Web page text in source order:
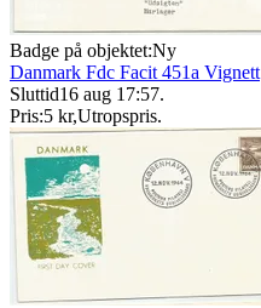
Badge på objektet:Ny
Danmark Fdc Facit 451a Vignett
Sluttid16 aug 17:57.
Pris:5 kr,Utropspris.